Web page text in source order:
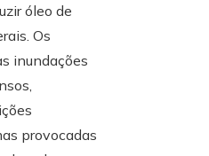
óleo de
Os
inundações
provocadas